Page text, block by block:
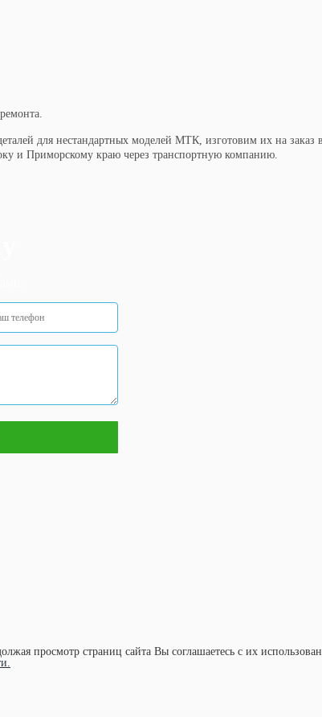
для нестандартных моделей МТК, изготовим их на заказ
и Приморскому краю через транспортную компанию.
просмотр страниц сайта Вы соглашаетесь с их